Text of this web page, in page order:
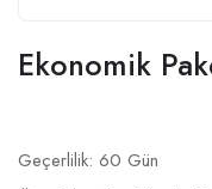
Ekonomik
Geçerlilik: 60 Gün